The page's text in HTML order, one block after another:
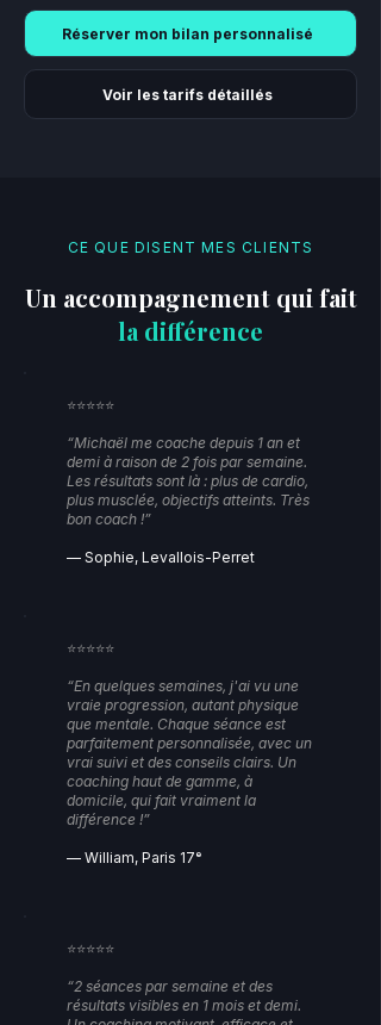
Réserver mon bilan personnalisé
Voir les tarifs détaillés
CE QUE DISENT MES CLIENTS
Un accompagnement qui fait
la différence
⭐️⭐️⭐️⭐️⭐️
“Michaël me coache depuis 1 an et
demi à raison de 2 fois par semaine.
Les résultats sont là : plus de cardio,
plus musclée, objectifs atteints. Très
bon coach !”
— Sophie, Levallois-Perret
⭐️⭐️⭐️⭐️⭐️
“En quelques semaines, j'ai vu une
vraie progression, autant physique
que mentale. Chaque séance est
parfaitement personnalisée, avec un
vrai suivi et des conseils clairs. Un
coaching haut de gamme, à
domicile, qui fait vraiment la
différence !”
— William, Paris 17ᵉ
⭐️⭐️⭐️⭐️⭐️
“2 séances par semaine et des
résultats visibles en 1 mois et demi.